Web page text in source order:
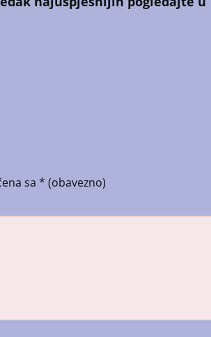
sa * (obavezno)